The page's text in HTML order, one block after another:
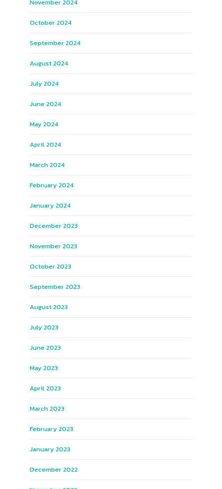
November 2024
October 2024
September 2024
August 2024
July 2024
June 2024
May 2024
April 2024
March 2024
February 2024
January 2024
December 2023
November 2023
October 2023
September 2023
August 2023
July 2023
June 2023
May 2023
April 2023
March 2023
February 2023
January 2023
December 2022